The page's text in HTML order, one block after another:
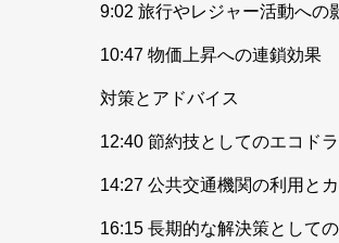
9:02 旅行やレジャー活動への
10:47 物価上昇への連鎖効果
対策とアドバイス
12:40 節約技としてのエコド
14:27 公共交通機関の利用と
16:15 長期的な解決策として